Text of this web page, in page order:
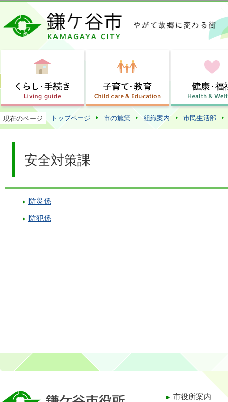
この
現在のページ トップページ 市の施策 組織案内 市民生活部
安全対策課
防災係
防犯係
市役所案内